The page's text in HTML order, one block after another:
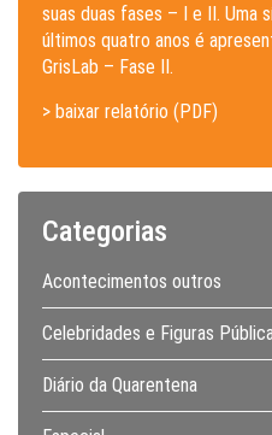
suas duas fases – I e II. Uma
últimos quatro anos é
GrisLab – Fase II.
> baixar relatório (PDF)
Categorias
Acontecimentos outros
Celebridades e Figuras
Diário da Quarentena